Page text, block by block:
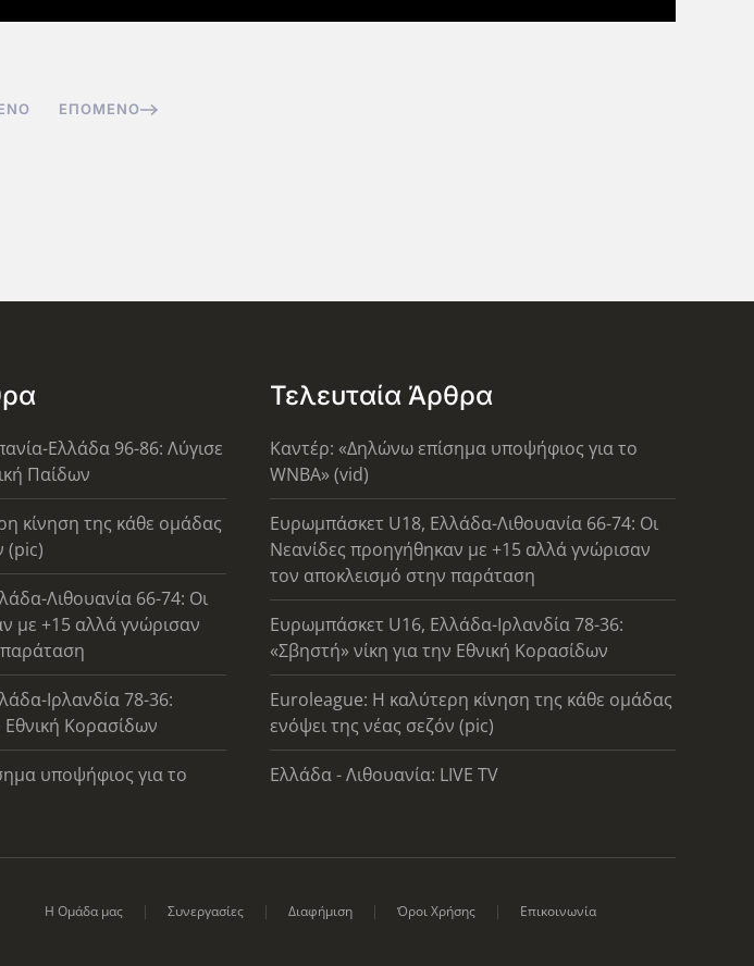
ΕΠΌΜΕΝΟ
Ελλάδα 96-86: Λύγισε
Παίδων
κίνηση της κάθε ομάδας
(pic)
Λιθουανία 66-74: Οι
με +15 αλλά γνώρισαν
Ιρλανδία 78-36:
Εθνική Κορασίδων
υποψήφιος για το
Τελευταία Άρθρα
Καντέρ: «Δηλώνω επίσημα υποψήφιος για το
WNBA» (vid)
Ευρωμπάσκετ U18, Ελλάδα-Λιθουανία 66-74: Οι
Νεανίδες προηγήθηκαν με +15 αλλά γνώρισαν
τον αποκλεισμό στην παράταση
Ευρωμπάσκετ U16, Ελλάδα-Ιρλανδία 78-36:
«Σβηστή» νίκη για την Εθνική Κορασίδων
Euroleague: Η καλύτερη κίνηση της κάθε ομάδας
ενόψει της νέας σεζόν (pic)
Ελλάδα - Λιθουανία: LIVE TV
Η Ομάδα μας Συνεργασίες Διαφήμιση Όροι Χρήσης Επικοινωνία